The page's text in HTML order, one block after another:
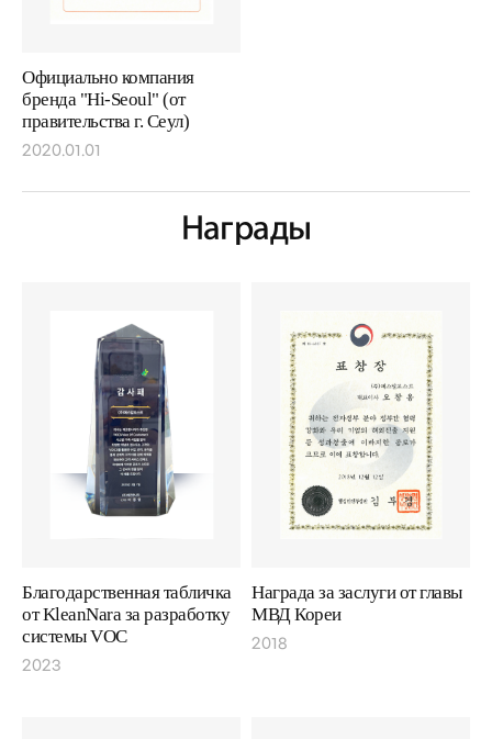
Официально компания
бренда "Hi-Seoul" (от
правительства г. Сеул)
2020.01.01
Награды
Благодарственная табличка
от KleanNara за разработку
системы VOC
2023
Награда за заслуги от главы
МВД Кореи
2018